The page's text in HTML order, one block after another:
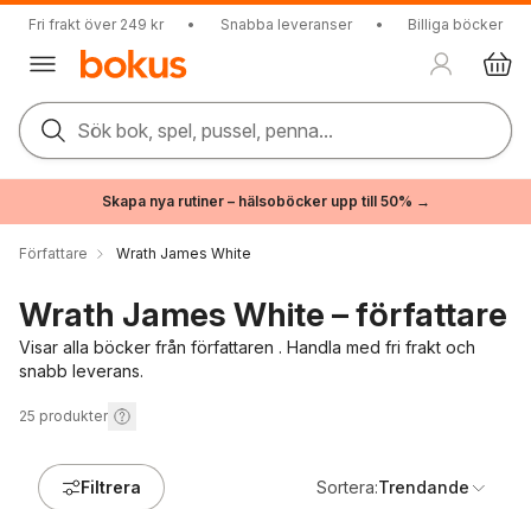
Fri frakt över 249 kr • Snabba leveranser • Billiga böcker
Sök bok, spel, pussel, penna...
Skapa nya rutiner – hälsoböcker upp till 50% →
Författare Wrath James White
Wrath James White – författare
Visar alla böcker från författaren . Handla med fri frakt och
snabb leverans.
25 produkter
Filtrera Sortera:Trendande